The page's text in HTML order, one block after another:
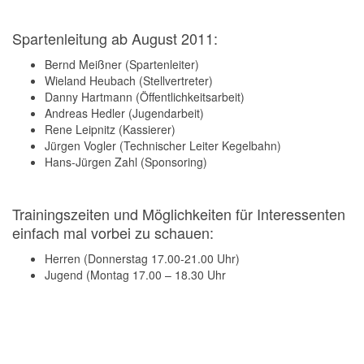
Spartenleitung ab August 2011:
Bernd Meißner (Spartenleiter)
Wieland Heubach (Stellvertreter)
Danny Hartmann (Öffentlichkeitsarbeit)
Andreas Hedler (Jugendarbeit)
Rene Leipnitz (Kassierer)
Jürgen Vogler (Technischer Leiter Kegelbahn)
Hans-Jürgen Zahl (Sponsoring)
Trainingszeiten und Möglichkeiten für Interessenten
einfach mal vorbei zu schauen:
Herren (Donnerstag 17.00-21.00 Uhr)
Jugend (Montag 17.00 – 18.30 Uhr